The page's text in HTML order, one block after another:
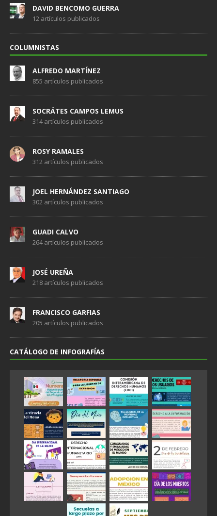
DAVID BENCOMO GUERRA
12 artículos publicados
COLUMNISTAS
ALFREDO MARTÍNEZ
855 artículos publicados
SOCRÁTES CAMPOS LEMUS
314 artículos publicados
ROSY RAMALES
312 artículos publicados
JOEL HERNÁNDEZ SANTIAGO
302 artículos publicados
GUADI CALVO
264 artículos publicados
JOSÉ UREÑA
218 artículos publicados
FRANCISCO GARFIAS
205 artículos publicados
CATÁLOGO DE INFOGRAFÍAS